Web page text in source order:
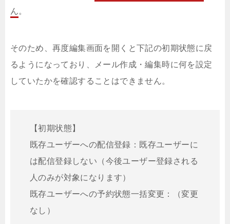
ん。
そのため、再度編集画面を開くと下記の初期状態に戻
るようになっており、メール作成・編集時に何を設定
していたかを確認することはできません。
【初期状態】
既存ユーザーへの配信登録：既存ユーザーに
は配信登録しない（今後ユーザー登録される
人のみが対象になります）
既存ユーザーへの予約状態一括変更：（変更
なし）